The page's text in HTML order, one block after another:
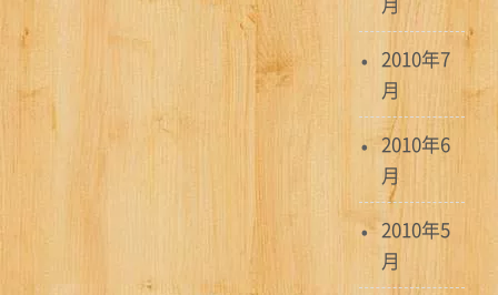
2010年7
月
2010年6
月
2010年5
月